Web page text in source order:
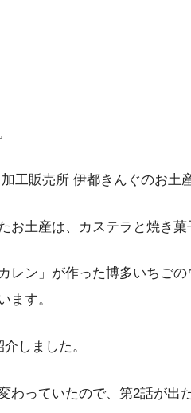
工販売所 伊都きんぐのお土
お土産は、カステラと焼き菓
レン」が作った博多いちごの
ます。
しました。
わっていたので、第2話が出